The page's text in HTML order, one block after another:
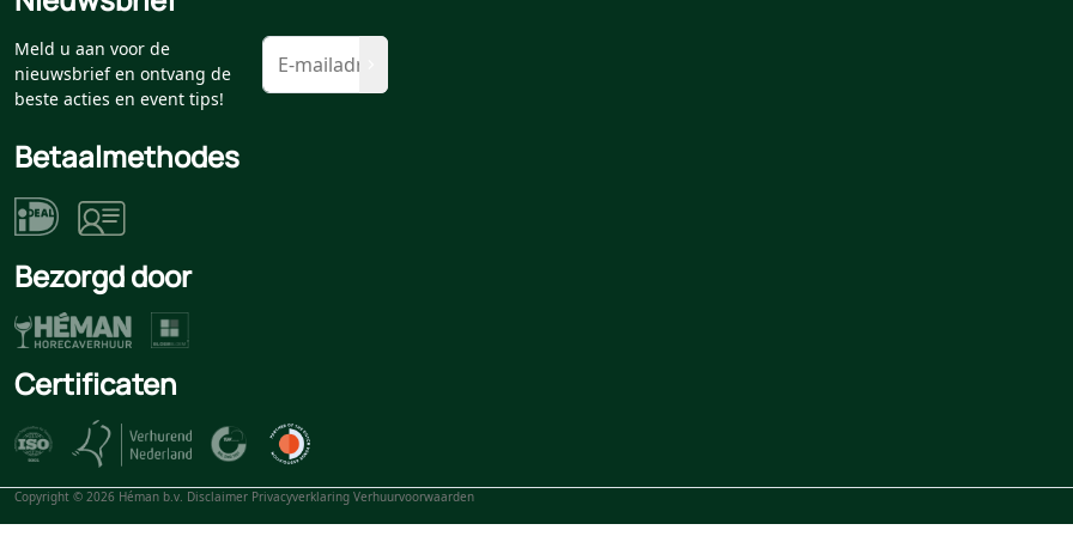
Meld u aan voor de
nieuwsbrief en ontvang de
beste acties en event tips!
Betaalmethodes
Bezorgd door
Certificaten
Copyright © 2026 Héman b.v. Disclaimer Privacyverklaring Verhuurvoorwaarden